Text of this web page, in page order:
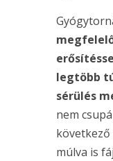
legtöbb
sérülés
nem
múlva is